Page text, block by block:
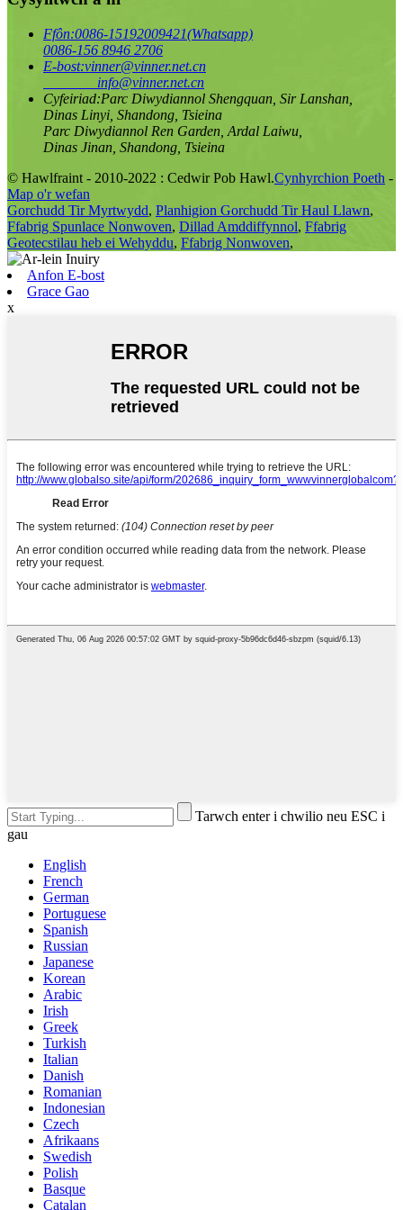
Ffôn:0086-15192009421(Whatsapp)
0086-156 8946 2706
E-bost:vinner@vinner.net.cn
info@vinner.net.cn
Cyfeiriad:Parc Diwydiannol Shengquan, Sir Lanshan,
Dinas Linyi, Shandong, Tsieina
Parc Diwydiannol Ren Garden, Ardal Laiwu,
Dinas Jinan, Shandong, Tsieina
© Hawlfraint - 2010-2022 : Cedwir Pob Hawl.Cynhyrchion Poeth -
Map o'r wefan
Gorchudd Tir Myrtwydd, Planhigion Gorchudd Tir Haul Llawn,
Ffabrig Spunlace Nonwoven, Dillad Amddiffynnol, Ffabrig
Geotecstilau heb ei Wehyddu, Ffabrig Nonwoven,
Anfon E-bost
Grace Gao
x
Tarwch enter i chwilio neu ESC i
gau
English
French
German
Portuguese
Spanish
Russian
Japanese
Korean
Arabic
Irish
Greek
Turkish
Italian
Danish
Romanian
Indonesian
Czech
Afrikaans
Swedish
Polish
Basque
Catalan